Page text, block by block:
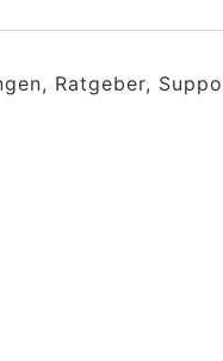
Ratgeber,